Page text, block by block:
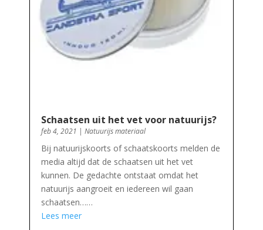
Schaatsen uit het vet voor natuurijs?
feb 4, 2021 | Natuurijs materiaal
Bij natuurijskoorts of schaatskoorts melden de
media altijd dat de schaatsen uit het vet
kunnen. De gedachte ontstaat omdat het
natuurijs aangroeit en iedereen wil gaan
schaatsen……
Lees meer